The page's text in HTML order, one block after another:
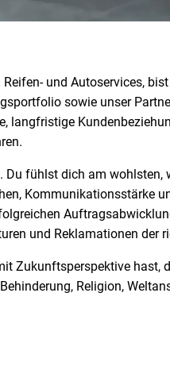
und Autoservices,
sowie unser
langfristige
Du fühlst dich am
Kommunikationsstärke
und Reklamationen der
Zukunftsperspektive hast,
Religion,